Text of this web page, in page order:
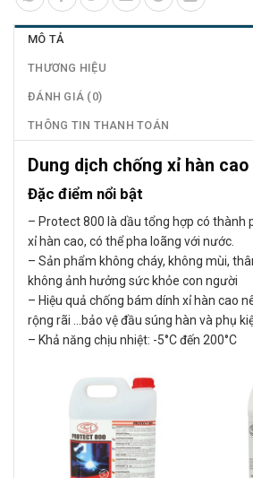
MÔ TẢ
THƯƠNG HIỆU
ĐÁNH GIÁ (0)
THÔNG TIN THANH TOÁN
Dung dịch chống xỉ hàn cao
Đặc điểm nổi bật
– Protect 800 là dầu tổng hợp có thành
xỉ hàn cao, có thể pha loãng với nước.
– Sản phẩm không cháy, không mùi,
không ảnh hưởng sức khỏe con người
– Hiệu quả chống bám dính xỉ hàn cao
rộng rãi …bảo vệ đầu súng hàn và phụ
– Khả năng chịu nhiệt: -5°C đến 200°C